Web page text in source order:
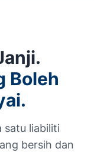
Boleh
satu liabiliti
bersih dan